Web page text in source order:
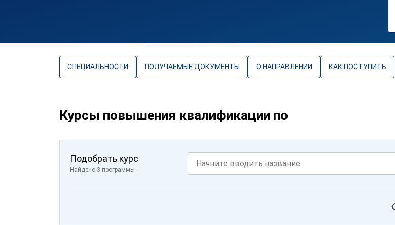
СПЕЦИАЛЬНОСТИ ПОЛУЧАЕМЫЕ ДОКУМЕНТЫ О НАПРАВЛЕНИИ КАК ПОСТУПИТЬ
Курсы повышения квалификации по
Подобрать курс
Найдено 3 программы